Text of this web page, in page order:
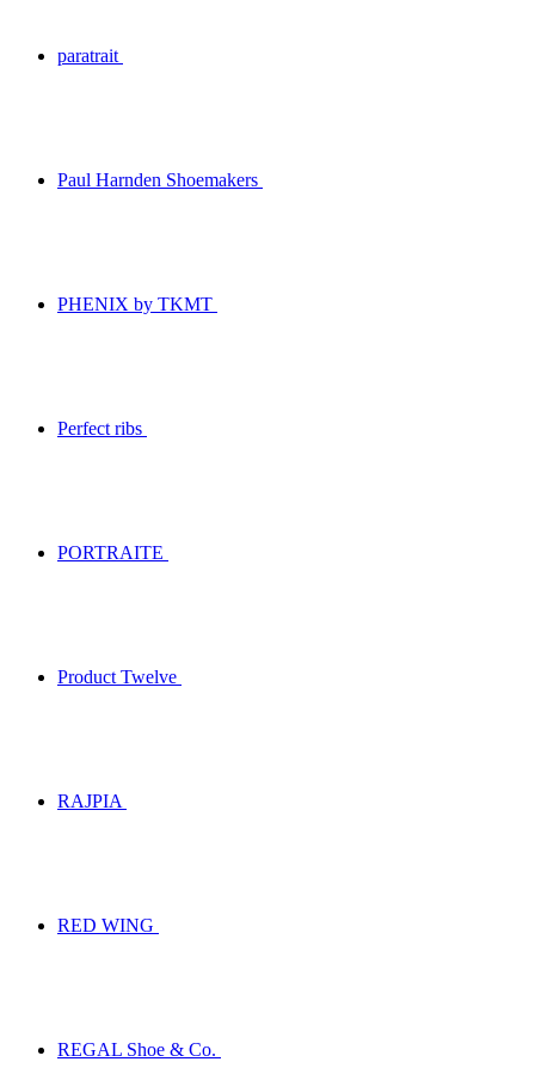
paratrait
Paul Harnden Shoemakers
PHENIX by TKMT
Perfect ribs
PORTRAITE
Product Twelve
RAJPIA
RED WING
REGAL Shoe & Co.